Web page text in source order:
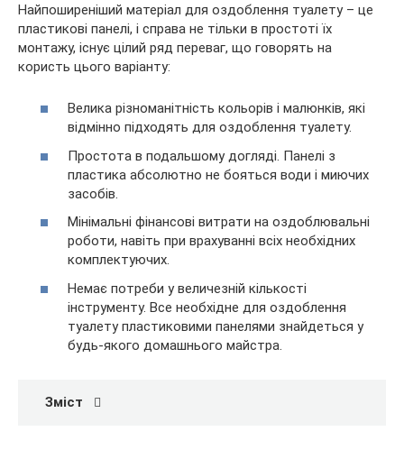
Найпоширеніший матеріал для оздоблення туалету – це
пластикові панелі, і справа не тільки в простоті їх
монтажу, існує цілий ряд переваг, що говорять на
користь цього варіанту:
Велика різноманітність кольорів і малюнків, які
відмінно підходять для оздоблення туалету.
Простота в подальшому догляді. Панелі з
пластика абсолютно не бояться води і миючих
засобів.
Мінімальні фінансові витрати на оздоблювальні
роботи, навіть при врахуванні всіх необхідних
комплектуючих.
Немає потреби у величезній кількості
інструменту. Все необхідне для оздоблення
туалету пластиковими панелями знайдеться у
будь-якого домашнього майстра.
Зміст